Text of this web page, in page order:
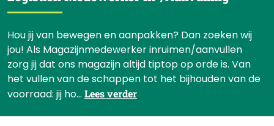
Hou jij van bewegen en aanpakken? Dan zoeken wij
jou! Als Magazijnmedewerker inruimen/aanvullen
zorg jij dat ons magazijn altijd tiptop op orde is. Van
het vullen van de schappen tot het bijhouden van de
voorraad: jij ho... Lees verder